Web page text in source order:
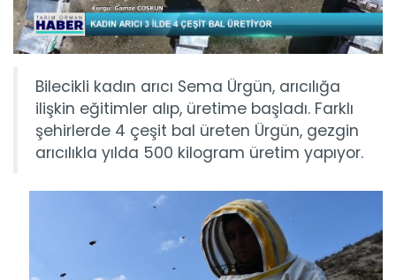
Bilecikli kadın arıcı Sema Ürgün, arıcılığa
ilişkin eğitimler alıp, üretime başladı. Farklı
şehirlerde 4 çeşit bal üreten Ürgün, gezgin
arıcılıkla yılda 500 kilogram üretim yapıyor.